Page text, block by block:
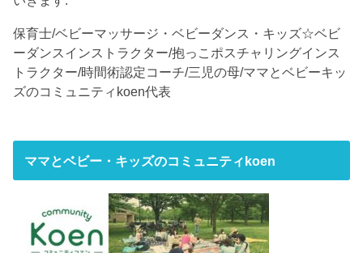
保育士/ベビーマッサージ・ベビーダンス・キッズ☆ベビ
ーダンスインストラクター/抱っこポスチャリングインス
トラクター/時間術認定コーチ/三児の母/ママとベビーキッ
ズのコミュニティkoen代表
ママとベビー・キッズのコミュニティkoen